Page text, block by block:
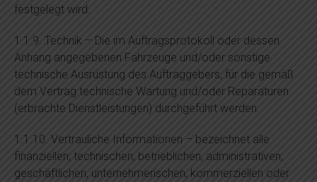
festgelegt wird.
1.1.9. Technik – Die im Auftragsprotokoll oder dessen
Anhang angegebenen Fahrzeuge und/oder sonstige
technische Ausrüstung des Auftraggebers, für die gemäß
dem Vertrag technische Wartung und/oder Reparaturen
(erbrachte Dienstleistungen) durchgeführt werden.
1.1.10. Vertrauliche Informationen – bezeichnet alle
finanziellen, technischen, betrieblichen, administrativen,
geschäftlichen, unternehmerischen, kommerziellen oder